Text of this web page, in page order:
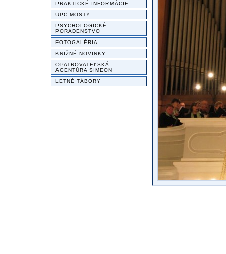
PRAKTICKÉ INFORMÁCIE
UPC MOSTY
PSYCHOLOGICKÉ
PORADENSTVO
FOTOGALÉRIA
KNIŽNÉ NOVINKY
OPATROVATEĽSKÁ
AGENTÚRA SIMEON
LETNÉ TÁBORY